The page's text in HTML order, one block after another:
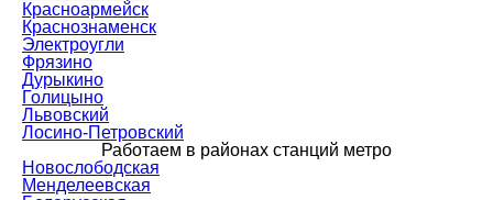
Красноармейск
Краснознаменск
Электроугли
Фрязино
Дурыкино
Голицыно
Львовский
Лосино-Петровский
Работаем в районах станций метро
Новослободская
Менделеевская